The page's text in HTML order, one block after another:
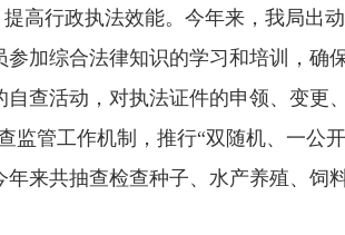
高行政执法效能。今年来，我局出
加综合法律知识的学习和培训，
查活动，对执法证件的申领、变更
管工作机制，推行“双随机、一公
来共抽查检查种子、水产养殖、饲